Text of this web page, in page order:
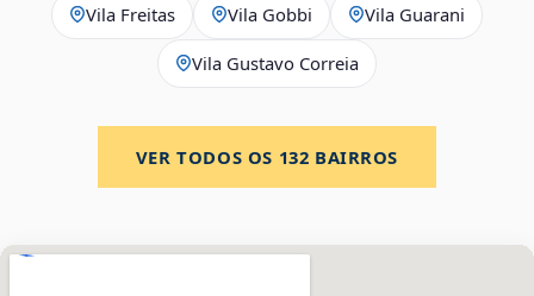
Vila Freitas Vila Gobbi Vila Guarani
Vila Gustavo Correia
VER TODOS OS 132 BAIRROS